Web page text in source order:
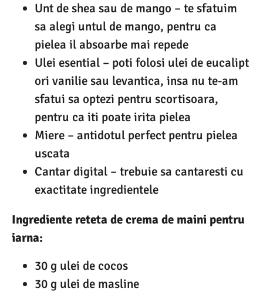
Unt de shea sau de mango – te sfatuim
sa alegi untul de mango, pentru ca
pielea il absoarbe mai repede
Ulei esential – poti folosi ulei de eucalipt
ori vanilie sau levantica, insa nu te-am
sfatui sa optezi pentru scortisoara,
pentru ca iti poate irita pielea
Miere – antidotul perfect pentru pielea
uscata
Cantar digital – trebuie sa cantaresti cu
exactitate ingredientele
Ingrediente reteta de crema de maini pentru
iarna:
30 g ulei de cocos
30 g ulei de masline